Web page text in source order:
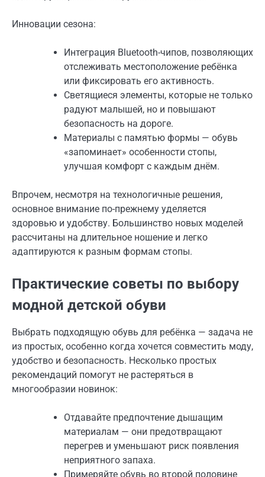
Инновации сезона:
Интеграция Bluetooth-чипов, позволяющих
отслеживать местоположение ребёнка
или фиксировать его активность.
Светящиеся элементы, которые не только
радуют малышей, но и повышают
безопасность на дороге.
Материалы с памятью формы — обувь
«запоминает» особенности стопы,
улучшая комфорт с каждым днём.
Впрочем, несмотря на технологичные решения,
основное внимание по-прежнему уделяется
здоровью и удобству. Большинство новых моделей
рассчитаны на длительное ношение и легко
адаптируются к разным формам стопы.
Практические советы по выбору
модной детской обуви
Выбрать подходящую обувь для ребёнка — задача не
из простых, особенно когда хочется совместить моду,
удобство и безопасность. Несколько простых
рекомендаций помогут не растеряться в
многообразии новинок:
Отдавайте предпочтение дышащим
материалам — они предотвращают
перегрев и уменьшают риск появления
неприятного запаха.
Примеряйте обувь во второй половине